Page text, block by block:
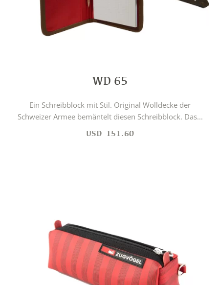
WD 65
Ein Schreibblock mit Stil. Original Wolldecke der
Schweizer Armee bemäntelt diesen Schreibblock. Das...
USD 151.60